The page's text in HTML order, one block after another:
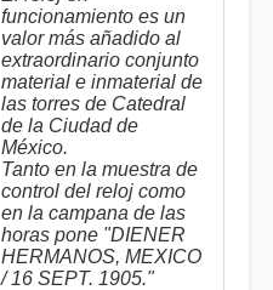
funcionamiento es un
valor más añadido al
extraordinario conjunto
material e inmaterial de
las torres de Catedral
de la Ciudad de
México.
Tanto en la muestra de
control del reloj como
en la campana de las
horas pone "DIENER
HERMANOS, MEXICO
/ 16 SEPT. 1905."